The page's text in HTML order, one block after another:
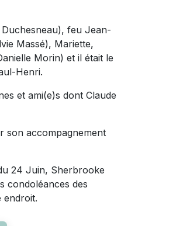
feu Jean-
Massé), Mariette,
Morin) et il était le
Henri.
et ami(e)s dont Claude
son accompagnement
24 Juin, Sherbrooke
condoléances des
endroit.